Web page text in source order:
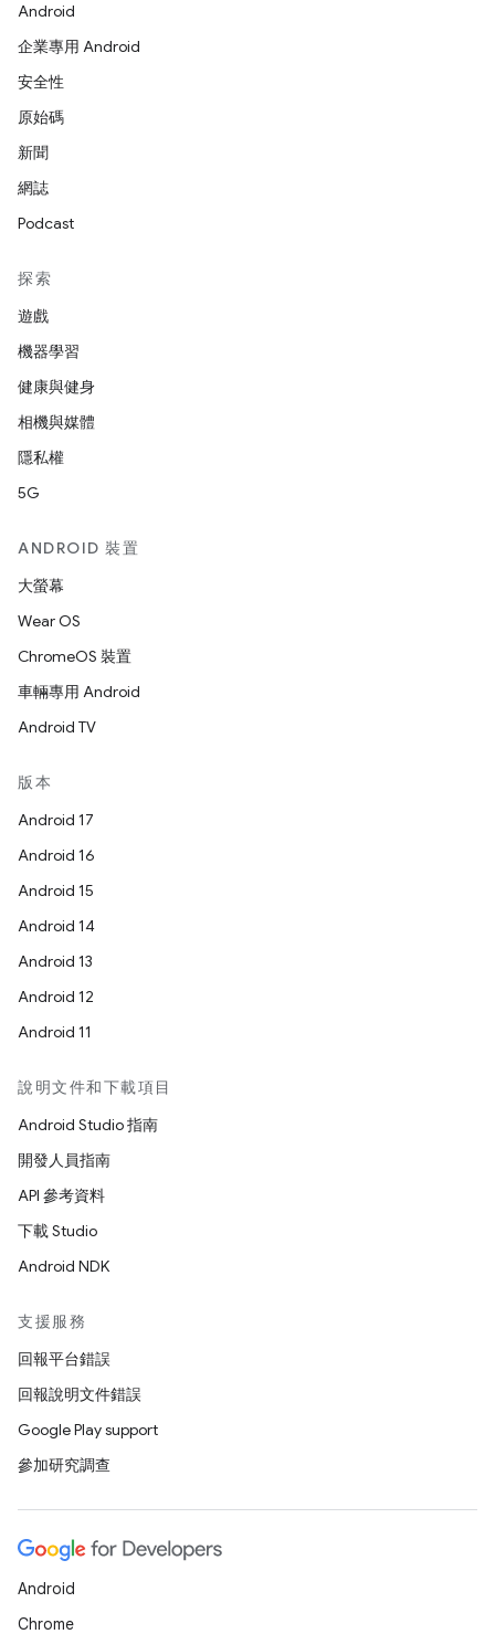
Android
企業專用 Android
安全性
原始碼
新聞
網誌
Podcast
探索
遊戲
機器學習
健康與健身
相機與媒體
隱私權
5G
ANDROID 裝置
大螢幕
Wear OS
ChromeOS 裝置
車輛專用 Android
Android TV
版本
Android 17
Android 16
Android 15
Android 14
Android 13
Android 12
Android 11
說明文件和下載項目
Android Studio 指南
開發人員指南
API 參考資料
下載 Studio
Android NDK
支援服務
回報平台錯誤
回報說明文件錯誤
Google Play support
參加研究調查
Android
Chrome